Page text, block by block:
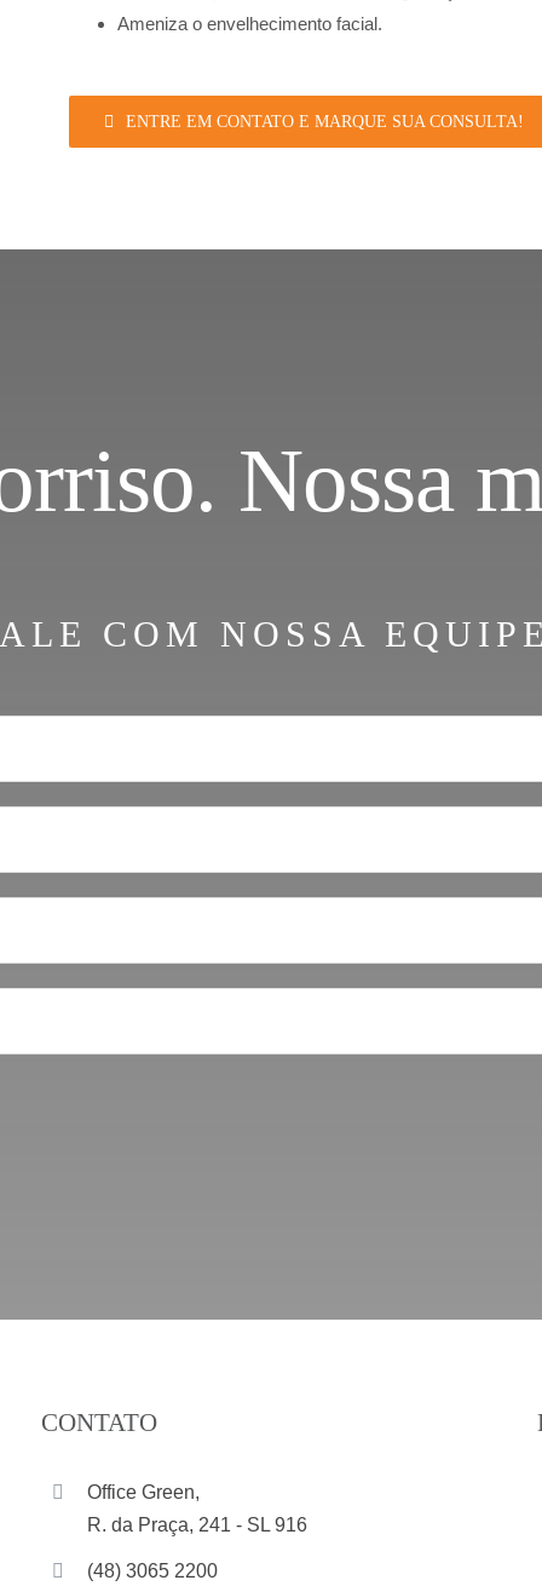
Ameniza o envelhecimento facial.
ENTRE EM CONTATO E MARQUE SUA CONSULTA!
Nossa
COM NOSSA
CONTATO
Office Green,
R. da Praça, 241 - SL 916
(48) 3065 2200